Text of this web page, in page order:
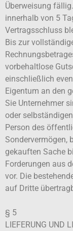
Überweisung
innerhalb von 5
Vertragsschluss
Bis zur
vorbehaltlose
einschließlich
Eigentum an den
Sie Unternehmer
oder
Person des
Sondervermögen,
gekauften Sache
Forderungen aus
vor. Die
auf Dritte
§ 5
LIEFERUNG UND